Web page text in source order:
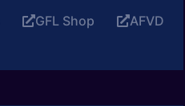
GFL Shop AFVD